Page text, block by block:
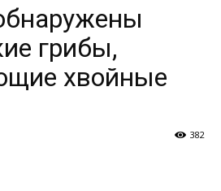
грибы,
хвойные
382